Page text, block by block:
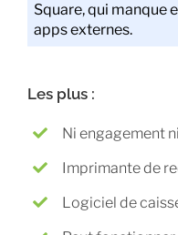
Square, qui manque
apps externes.
Les plus :
Ni engagement
Imprimante de
Logiciel de